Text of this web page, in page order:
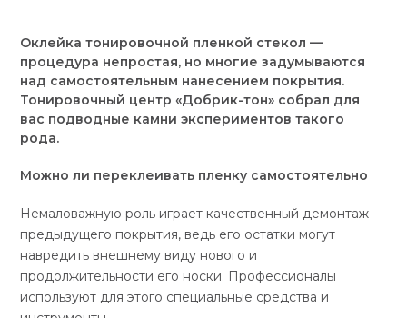
Оклейка тонировочной пленкой стекол —
процедура непростая, но многие задумываются
над самостоятельным нанесением покрытия.
Тонировочный центр «Добрик-тон» собрал для
вас подводные камни экспериментов такого
рода.
Можно ли переклеивать пленку самостоятельно
Немаловажную роль играет качественный демонтаж
предыдущего покрытия, ведь его остатки могут
навредить внешнему виду нового и
продолжительности его носки. Профессионалы
используют для этого специальные средства и